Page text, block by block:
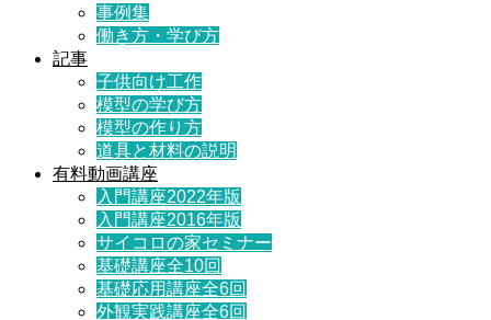
事例集
働き方・学び方
記事
子供向け工作
模型の学び方
模型の作り方
道具と材料の説明
有料動画講座
入門講座2022年版
入門講座2016年版
サイコロの家セミナー
基礎講座全10回
基礎応用講座全6回
外観実践講座全6回